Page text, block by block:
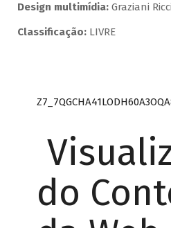
Design multimídia:Graziani
Classificação:LIVRE
do